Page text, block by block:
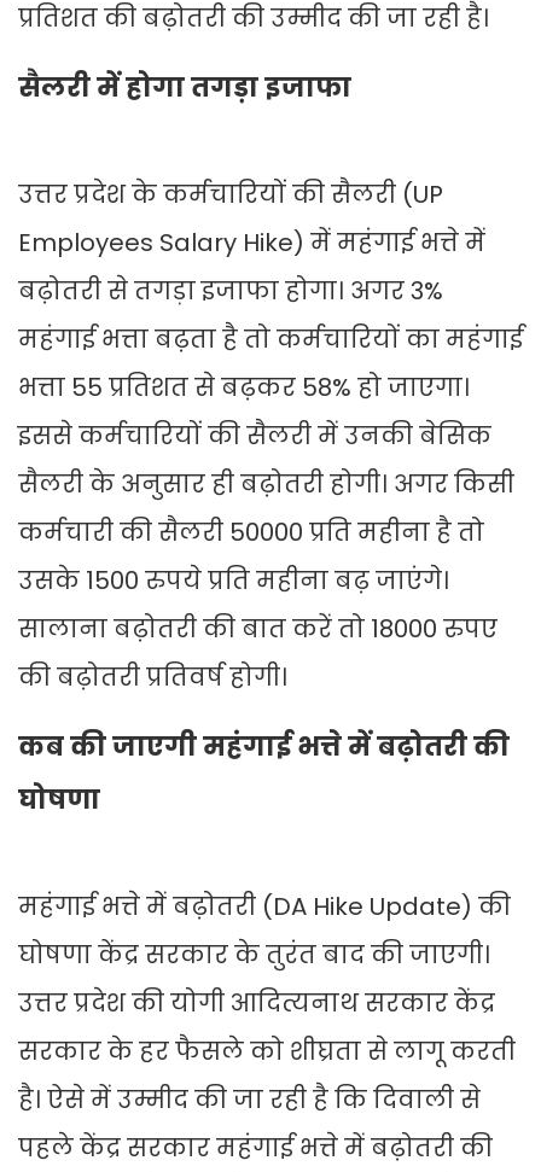
प्रतिशत की बढ़ोतरी की उम्मीद की जा रही है।
सैलरी में होगा तगड़ा इजाफा
उत्तर प्रदेश के कर्मचारियों की सैलरी (UP
Employees Salary Hike) में महंगाई भत्ते में
बढ़ोतरी से तगड़ा इजाफा होगा। अगर 3%
महंगाई भत्ता बढ़ता है तो कर्मचारियों का महंगाई
भत्ता 55 प्रतिशत से बढ़कर 58% हो जाएगा।
इससे कर्मचारियों की सैलरी में उनकी बेसिक
सैलरी के अनुसार ही बढ़ोतरी होगी। अगर किसी
कर्मचारी की सैलरी 50000 प्रति महीना है तो
उसके 1500 रुपये प्रति महीना बढ़ जाएंगे।
सालाना बढ़ोतरी की बात करें तो 18000 रुपए
की बढ़ोतरी प्रतिवर्ष होगी।
कब की जाएगी महंगाई भत्ते में बढ़ोतरी की
घोषणा
महंगाई भत्ते में बढ़ोतरी (DA Hike Update) की
घोषणा केंद्र सरकार के तुरंत बाद की जाएगी।
उत्तर प्रदेश की योगी आदित्यनाथ सरकार केंद्र
सरकार के हर फैसले को शीघ्रता से लागू करती
है। ऐसे में उम्मीद की जा रही है कि दिवाली से
पहले केंद्र सरकार महंगाई भत्ते में बढ़ोतरी की